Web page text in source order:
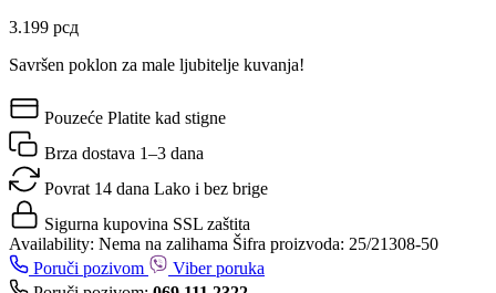
3.199 рсд
Savršen poklon za male ljubitelje kuvanja!
Pouzeće Platite kad stigne
Brza dostava 1–3 dana
Povrat 14 dana Lako i bez brige
Sigurna kupovina SSL zaštita
Availability: Nema na zalihama Šifra proizvoda: 25/21308-50
Poruči pozivom
Viber poruka